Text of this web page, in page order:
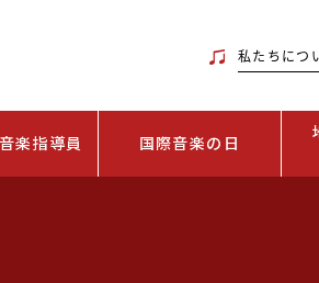
私たちにつ
楽指導員 国際音楽の日